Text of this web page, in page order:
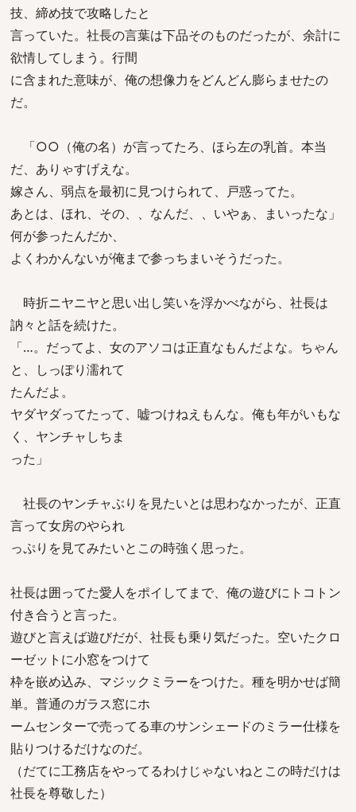
技、締め技で攻略したと
言っていた。社長の言葉は下品そのものだったが、余計に
欲情してしまう。行間
に含まれた意味が、俺の想像力をどんどん膨らませたの
だ。
「○○（俺の名）が言ってたろ、ほら左の乳首。本当
だ、ありゃすげえな。
嫁さん、弱点を最初に見つけられて、戸惑ってた。
あとは、ほれ、その、、なんだ、、いやぁ、まいったな」
何が参ったんだか、
よくわかんないが俺まで参っちまいそうだった。
時折ニヤニヤと思い出し笑いを浮かべながら、社長は
訥々と話を続けた。
「…。だってよ、女のアソコは正直なもんだよな。ちゃん
と、しっぽり濡れて
たんだよ。
ヤダヤダってたって、嘘つけねえもんな。俺も年がいもな
く、ヤンチャしちま
った」
社長のヤンチャぶりを見たいとは思わなかったが、正直
言って女房のやられ
っぷりを見てみたいとこの時強く思った。
社長は囲ってた愛人をポイしてまで、俺の遊びにトコトン
付き合うと言った。
遊びと言えば遊びだが、社長も乗り気だった。空いたクロ
ーゼットに小窓をつけて
枠を嵌め込み、マジックミラーをつけた。種を明かせば簡
単。普通のガラス窓にホ
ームセンターで売ってる車のサンシェードのミラー仕様を
貼りつけるだけなのだ。
（だてに工務店をやってるわけじゃないねとこの時だけは
社長を尊敬した）